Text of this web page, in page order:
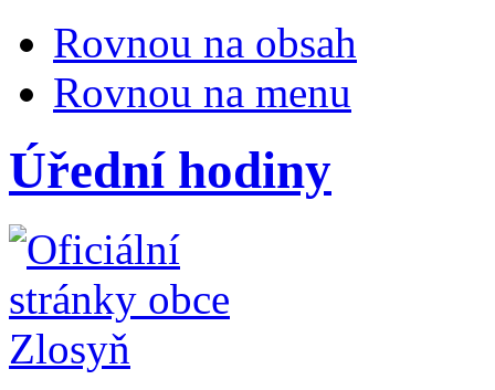
Rovnou na obsah
Rovnou na menu
Úřední hodiny